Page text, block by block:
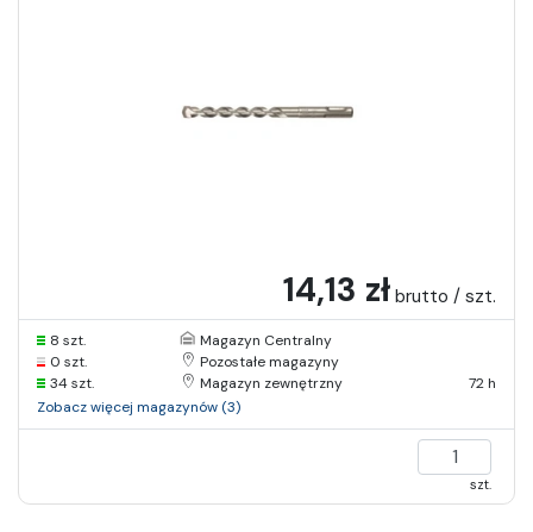
14,13 zł brutto / szt.
8 szt.
Magazyn Centralny
0 szt.
Pozostałe magazyny
34 szt.
Magazyn zewnętrzny
72 h
Zobacz więcej magazynów (3)
szt.